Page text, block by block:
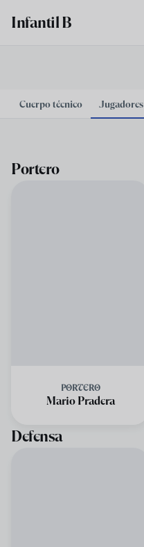
Infantil B
Cuerpo técnico Jugadores
Portero
PORTERO
Mario Pradera
Defensa